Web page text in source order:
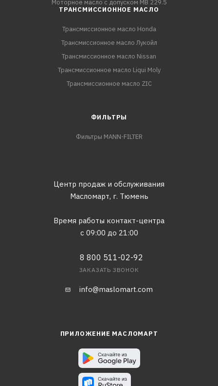
Моторное масло с допуском MB 229.5
ТРАНСМИССИОННОЕ МАСЛО
Трансмиссионное масло Honda
Трансмиссионное масло Лукойл
Трансмиссионное масло Nissan
Трансмиссионное масло Liqui Moly
Трансмиссионное масло ZIC
ФИЛЬТРЫ
Фильтры MANN-FILTER
Центр продаж и обслуживания
Масломарт, г. Тюмень
Время работы контакт-центра
с 09:00 до 21:00
8 800 511-02-92
ЗАКАЗАТЬ ЗВОНОК
info@maslomart.com
ПРИЛОЖЕНИЕ МАСЛОМАРТ